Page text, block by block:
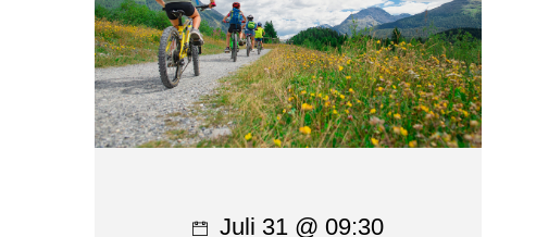
Juli 31 @ 09:30